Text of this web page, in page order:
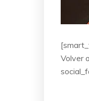
Volver